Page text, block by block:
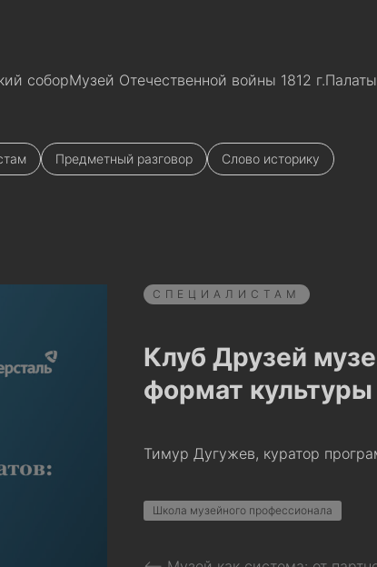
соборМузей Отечественной войны 1812 г.
Предметный разговор Слово историку
СПЕЦИАЛИСТАМ
Клуб Друзей
формат
Тимур Дугужев, куратор
Школа музейного профессионала